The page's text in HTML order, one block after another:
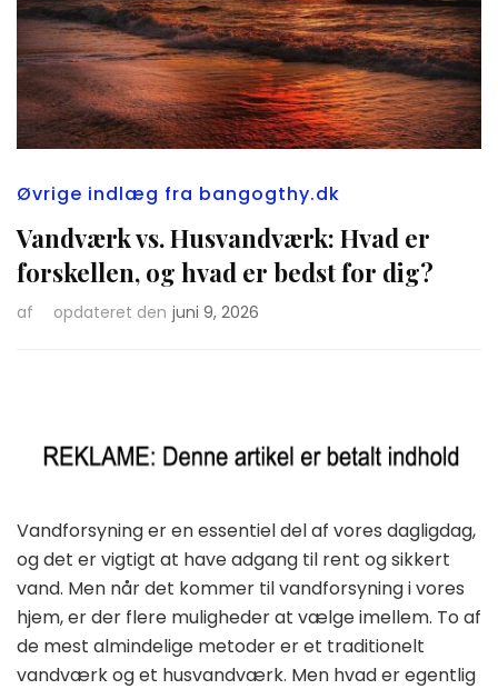
Øvrige indlæg fra bangogthy.dk
Vandværk vs. Husvandværk: Hvad er
forskellen, og hvad er bedst for dig?
af opdateret den juni 9, 2026
Vandforsyning er en essentiel del af vores dagligdag,
og det er vigtigt at have adgang til rent og sikkert
vand. Men når det kommer til vandforsyning i vores
hjem, er der flere muligheder at vælge imellem. To af
de mest almindelige metoder er et traditionelt
vandværk og et husvandværk. Men hvad er egentlig